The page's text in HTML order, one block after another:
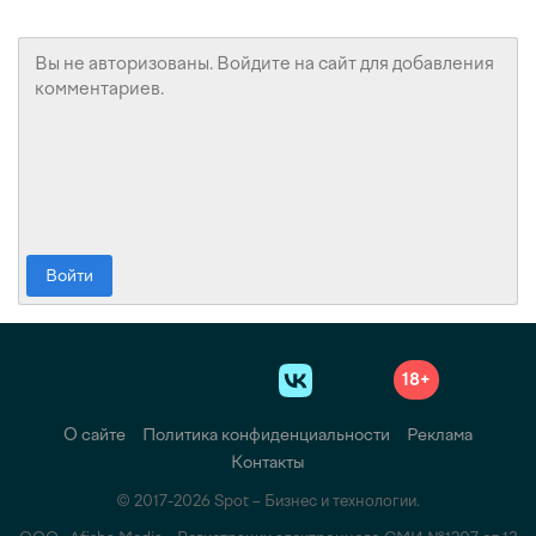
Войти
18+
О сайте Политика конфиденциальности
Реклама
Контакты
© 2017-2026 Spot – Бизнес и технологии.